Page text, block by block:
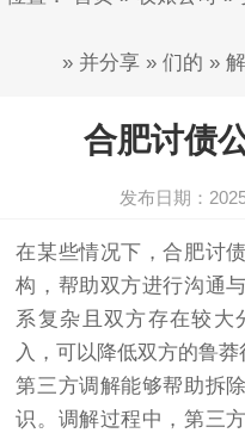
» 并分享» 们的 »
合肥讨债
发布日期：
在某些情况下，合肥讨
构，帮助双方进行沟通
系复杂且双方存在较大
入，可以降低双方的鲁莽
第三方调解能够帮助拆
识。调解过程中，第三